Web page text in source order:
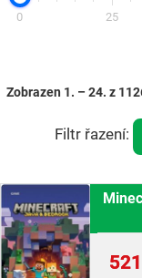
0 25
Zobrazen 1. – 24. z
521